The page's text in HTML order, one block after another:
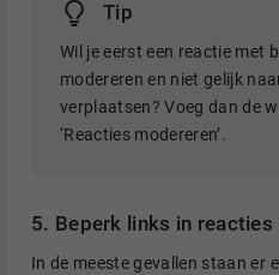
Tip
Wil je eerst een reactie met
modereren en niet gelijk
verplaatsen? Voeg dan de
‘Reacties modereren’.
5. Beperk links in reacties
In de meeste gevallen staan er